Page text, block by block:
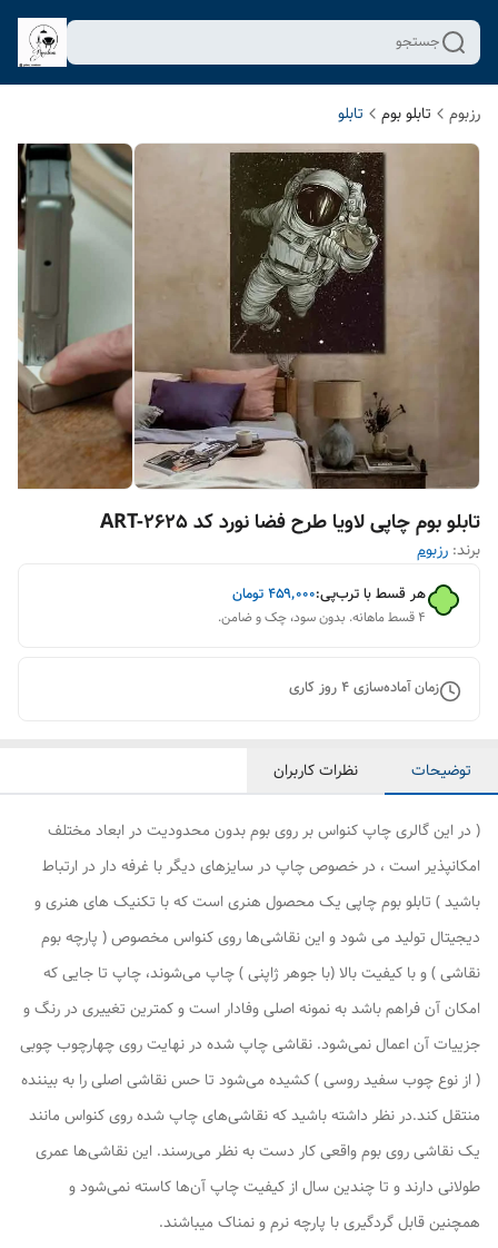
جستجو
رزبوم تابلو بوم تابلو
تابلو بوم چاپی لاویا طرح فضا نورد کد ART-2625
برند: رزبوم
هر قسط با ترب‌پی:۴۵۹٬۰۰۰تومان
۴ قسط ماهانه. بدون سود، چک و ضامن.
زمان آماده‌سازی4روز کاری
توضیحات نظرات کاربران
( در این گالری چاپ کنواس بر روی بوم بدون محدودیت در ابعاد مختلف
امکانپذیر است ، در خصوص چاپ در سایزهای دیگر با غرفه دار در ارتباط
باشید ) تابلو بوم چاپی یک محصول هنری است که با تکنیک های هنری و
دیجیتال تولید می شود و این نقاشی‌ها روی کنواس مخصوص ( پارچه بوم
نقاشی ) و با کیفیت بالا (با جوهر ژاپنی ) چاپ می‌شوند، چاپ تا جایی که
امکان آن فراهم باشد به نمونه اصلی وفادار است و کمترین تغییری در رنگ و
جزییات آن اعمال نمی‌شود. نقاشی چاپ شده در نهایت روی چهارچوب چوبی
( از نوع چوب سفید روسی ) کشیده می‌شود تا حس نقاشی اصلی را به بیننده
منتقل کند.در نظر داشته باشید که نقاشی‌های چاپ شده روی کنواس مانند
یک نقاشی روی بوم واقعی کار دست به نظر می‌رسند. این نقاشی‌ها عمری
طولانی دارند و تا چندین سال از کیفیت چاپ آن‌ها کاسته نمی‌شود و
همچنین قابل گردگیری با پارچه نرم و نمناک میباشند.